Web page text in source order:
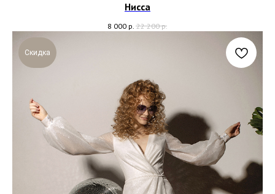
Нисса
8 000 р. 22 200 р.
Скидка